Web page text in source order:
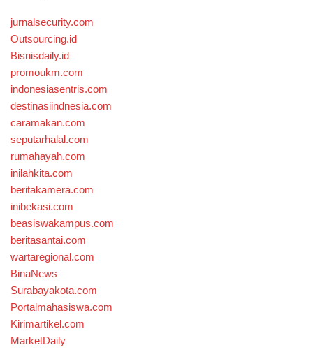
jurnalsecurity.com
Outsourcing.id
Bisnisdaily.id
promoukm.com
indonesiasentris.com
destinasiindnesia.com
caramakan.com
seputarhalal.com
rumahayah.com
inilahkita.com
beritakamera.com
inibekasi.com
beasiswakampus.com
beritasantai.com
wartaregional.com
BinaNews
Surabayakota.com
Portalmahasiswa.com
Kirimartikel.com
MarketDaily